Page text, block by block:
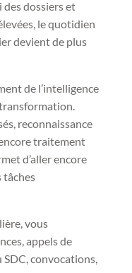
des dossiers et
le quotidien
devient de plus
de l’intelligence
reconnaissance
traitement
d’aller encore
tâches
vous
appels de
convocations,